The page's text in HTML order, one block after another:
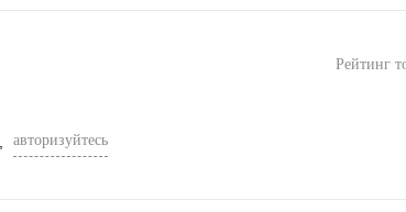
Рейтинг
авторизуйтесь